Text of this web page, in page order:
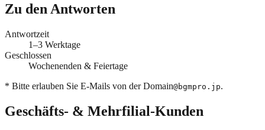
Zu den Antworten
Antwortzeit
1–3 Werktage
Geschlossen
Wochenenden & Feiertage
* Bitte erlauben Sie E-Mails von der Domain@bgmpro.jp.
Geschäfts- & Mehrfilial-Kunden